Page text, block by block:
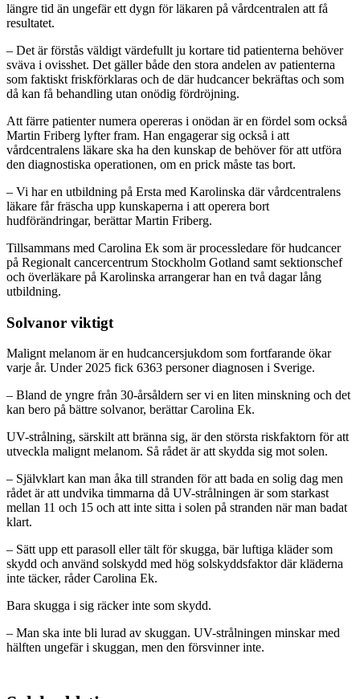
längre tid än ungefär ett dygn för läkaren på vårdcentralen att få
resultatet.
– Det är förstås väldigt värdefullt ju kortare tid patienterna behöver
sväva i ovisshet. Det gäller både den stora andelen av patienterna
som faktiskt friskförklaras och de där hudcancer bekräftas och som
då kan få behandling utan onödig fördröjning.
Att färre patienter numera opereras i onödan är en fördel som också
Martin Friberg lyfter fram. Han engagerar sig också i att
vårdcentralens läkare ska ha den kunskap de behöver för att utföra
den diagnostiska operationen, om en prick måste tas bort.
– Vi har en utbildning på Ersta med Karolinska där vårdcentralens
läkare får fräscha upp kunskaperna i att operera bort
hudförändringar, berättar Martin Friberg.
Tillsammans med Carolina Ek som är processledare för hudcancer
på Regionalt cancercentrum Stockholm Gotland samt sektionschef
och överläkare på Karolinska arrangerar han en två dagar lång
utbildning.
Solvanor viktigt
Malignt melanom är en hudcancersjukdom som fortfarande ökar
varje år. Under 2025 fick 6363 personer diagnosen i Sverige.
– Bland de yngre från 30-årsåldern ser vi en liten minskning och det
kan bero på bättre solvanor, berättar Carolina Ek.
UV-strålning, särskilt att bränna sig, är den största riskfaktorn för att
utveckla malignt melanom. Så rådet är att skydda sig mot solen.
– Självklart kan man åka till stranden för att bada en solig dag men
rådet är att undvika timmarna då UV-strålningen är som starkast
mellan 11 och 15 och att inte sitta i solen på stranden när man badat
klart.
– Sätt upp ett parasoll eller tält för skugga, bär luftiga kläder som
skydd och använd solskydd med hög solskyddsfaktor där kläderna
inte täcker, råder Carolina Ek.
Bara skugga i sig räcker inte som skydd.
– Man ska inte bli lurad av skuggan. UV-strålningen minskar med
hälften ungefär i skuggan, men den försvinner inte.